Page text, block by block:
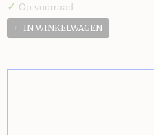
✓ Op voorraad
IN WINKELWAGEN